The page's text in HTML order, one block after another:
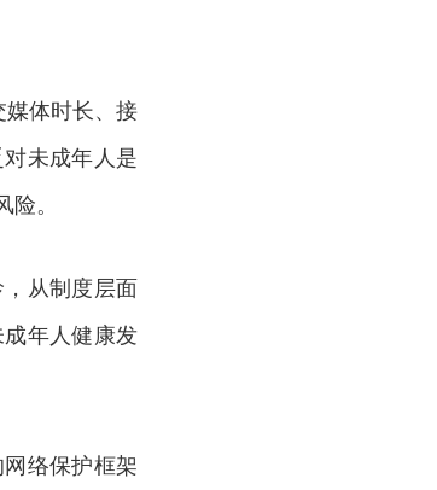
体时长、接
未成年人是
。
从制度层面
年人健康发
络保护框架